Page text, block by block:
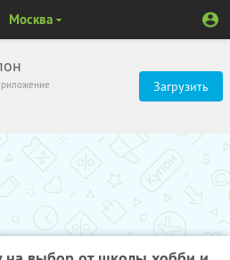
Загрузить
Москва